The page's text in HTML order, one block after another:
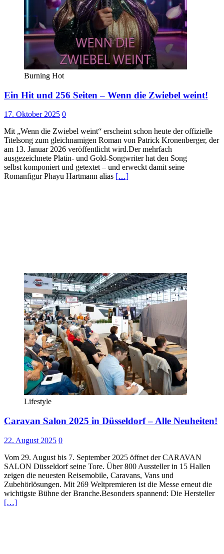
Burning Hot
Ein Hit und 256 Seiten – Wenn die Zwiebel weint!
17. Oktober 2025 0
Mit „Wenn die Zwiebel weint“ erscheint schon heute der offizielle
Titelsong zum gleichnamigen Roman von Patrick Kronenberger, der
am 13. Januar 2026 veröffentlicht wird.Der mehrfach
ausgezeichnete Platin- und Gold-Songwriter hat den Song
selbst komponiert und getextet – und erweckt damit seine
Romanfigur Phayu Hartmann alias […]
Lifestyle
Caravan Salon 2025 in Düsseldorf – Alle Neuheiten!
22. August 2025 0
Vom 29. August bis 7. September 2025 öffnet der CARAVAN
SALON Düsseldorf seine Tore. Über 800 Aussteller in 15 Hallen
zeigen die neuesten Reisemobile, Caravans, Vans und
Zubehörlösungen. Mit 269 Weltpremieren ist die Messe erneut die
wichtigste Bühne der Branche.Besonders spannend: Die Hersteller
[…]